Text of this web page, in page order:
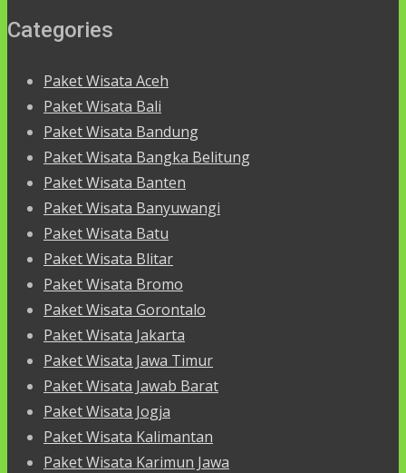
Categories
Paket Wisata Aceh
Paket Wisata Bali
Paket Wisata Bandung
Paket Wisata Bangka Belitung
Paket Wisata Banten
Paket Wisata Banyuwangi
Paket Wisata Batu
Paket Wisata Blitar
Paket Wisata Bromo
Paket Wisata Gorontalo
Paket Wisata Jakarta
Paket Wisata Jawa Timur
Paket Wisata Jawab Barat
Paket Wisata Jogja
Paket Wisata Kalimantan
Paket Wisata Karimun Jawa